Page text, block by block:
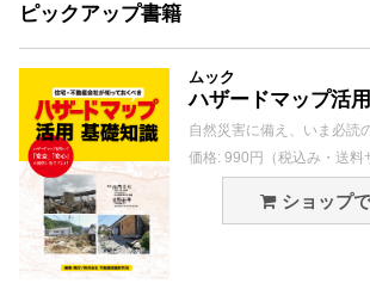
ピックアップ書籍
ムック
ハザードマップ活
自然災害に備え、いま必読
価格: 990円（税込み・送料
ショップ